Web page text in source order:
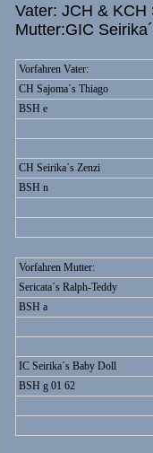
Vater: JCH & KCH
Mutter:GIC
Vorfahren Vater:
CH Sajoma´s Thiago
BSH e
CH Seirika´s Zenzi
BSH n
Vorfahren Mutter:
Sericata´s Ralph-Teddy
BSH a
IC Seirika´s Baby Doll
BSH g 01 62